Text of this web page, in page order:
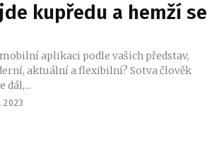
kupředu a hemží se
aplikaci podle vašich představ,
aktuální a flexibilní? Sotva člověk
dál,...